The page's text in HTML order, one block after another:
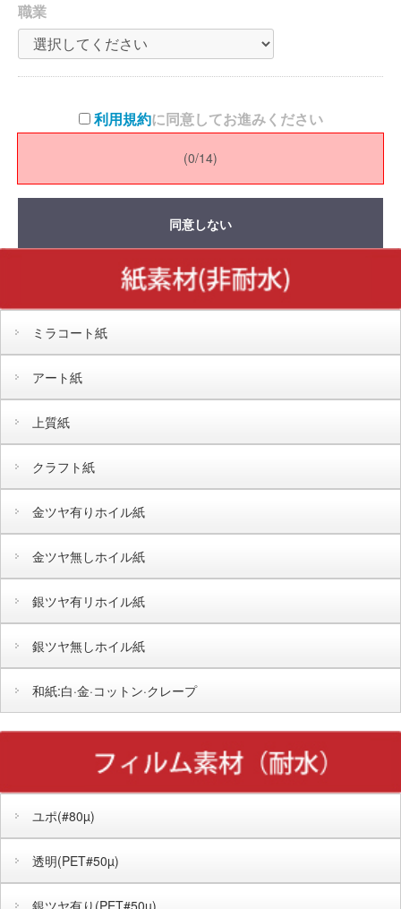
職業
利用規約に同意してお進みください
同意する
同意しない
ミラコート紙
アート紙
上質紙
クラフト紙
金ツヤ有りホイル紙
金ツヤ無しホイル紙
銀ツヤ有リホイル紙
銀ツヤ無しホイル紙
和紙:白·金·コットン·クレープ
ユポ(#80µ)
透明(PET#50µ)
銀ツヤ有り(PET#50µ)
(0/14)